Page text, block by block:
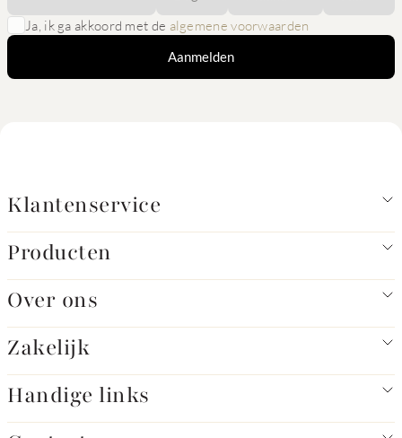
Ja, ik ga akkoord met de algemene voorwaarden
Aanmelden
Klantenservice
Producten
Over ons
Zakelijk
Handige links